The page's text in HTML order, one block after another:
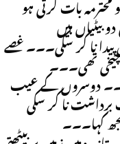
محترمہ بات کرتی ہو
بیٹیاں ہیں
پیدا نا کر سکی۔۔۔ غصے
چیخی تھی۔۔۔
دوسروں کے عیب
برداشت نا کر سکی
کہا۔۔۔